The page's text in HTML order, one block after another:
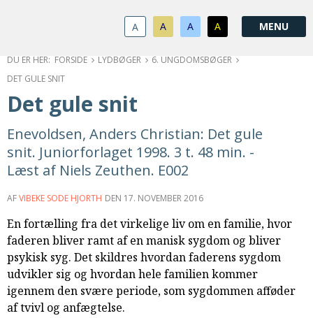
og
gå
indhold
forsiden
guide
for
1.2:
Bestyrelse
1.3:
Økonomi
1.5:
Privatlivspolitik
Vedtægter
2.0:
Nyheder
3.0:
Kalender
4.0:
Kristeligt
Lydbibliotek
til
udlån
6.0:
Bibelen
7.0:
Arrangementer
7.1:
Sommerstævne
7.2:
Nordisk
A A A A
FORSIDE LYDBØGER
6. UNGDOMSBØGER
DET GULE SNIT
Det gule snit
Enevoldsen, Anders Christian: Det gule
snit. Juniorforlaget 1998. 3 t. 48 min. -
Læst af Niels Zeuthen. E002
AFVIBEKE SODE HJORTH DEN 17. NOVEMBER 2016
En fortælling fra det virkelige liv om en familie, hvor
faderen bliver ramt af en manisk sygdom og bliver
psykisk syg. Det skildres hvordan faderens sygdom
udvikler sig og hvordan hele familien kommer
igennem den svære periode, som sygdommen afføder
af tvivl og anfægtelse.